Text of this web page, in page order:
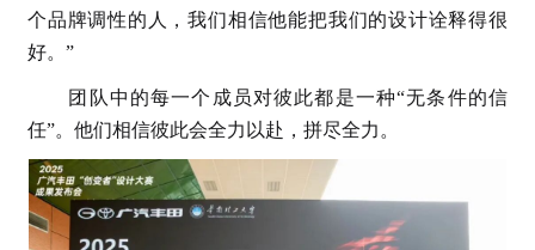
个品牌调性的人，我们相信他能把我们的设计诠释得很
好。”
团队中的每一个成员对彼此都是一种“无条件的信
任”。他们相信彼此会全力以赴，拼尽全力。